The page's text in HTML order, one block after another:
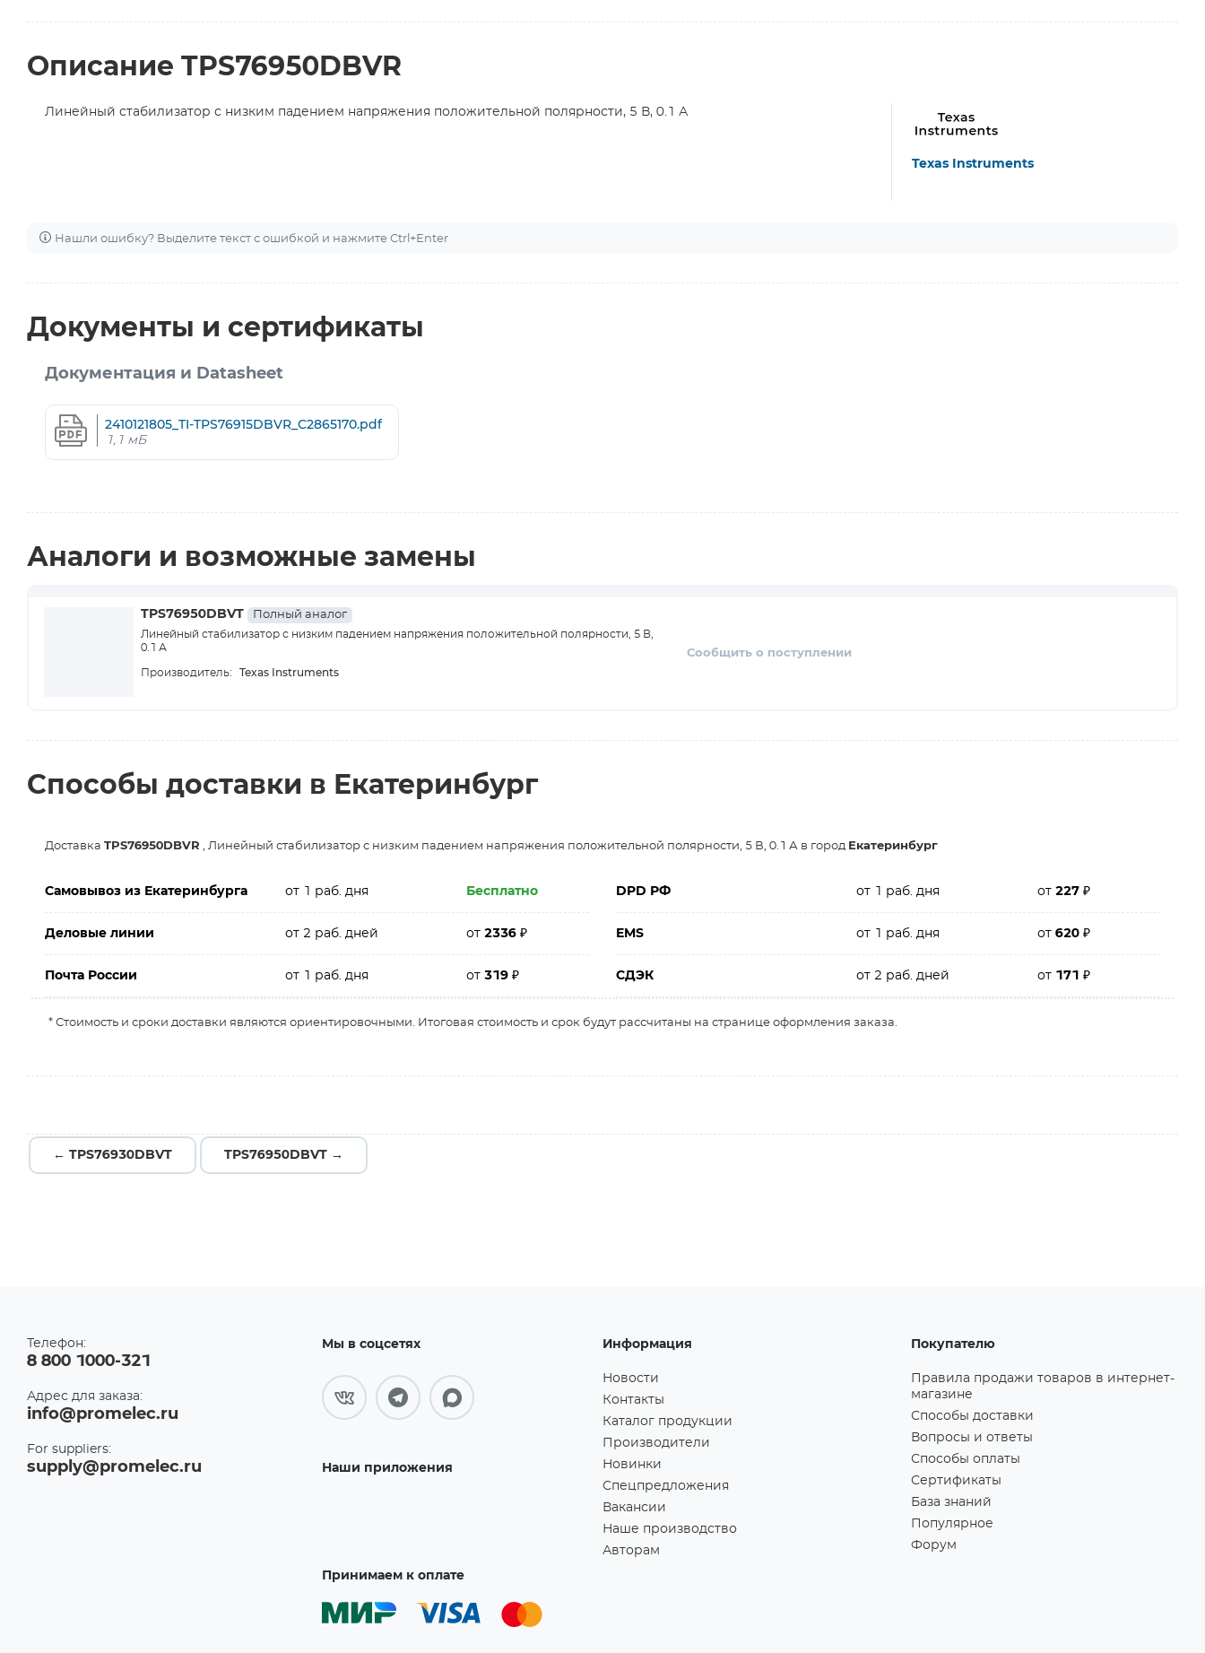
Описание TPS76950DBVR
Линейный стабилизатор с низким падением напряжения положительной полярности, 5 В, 0.1 А
Texas Instruments
Нашли ошибку? Выделите текст с ошибкой и нажмите Ctrl+Enter
Документы и сертификаты
Документация и Datasheet
2410121805_TI-TPS76915DBVR_C2865170.pdf
1,1 мБ
Аналоги и возможные замены
TPS76950DBVT Полный аналог
Линейный стабилизатор с низким падением напряжения положительной полярности, 5 В,
0.1 А
Производитель: Texas Instruments
Сообщить о поступлении
Способы доставки в Екатеринбург
Доставка TPS76950DBVR , Линейный стабилизатор с низким падением напряжения положительной полярности, 5 В, 0.1 А в город Екатеринбург
Самовывоз из Екатеринбурга от 1 раб. дня Бесплатно DPD РФ от 1 раб. дня от227₽
Деловые линии от 2 раб. дней от2336₽ EMS от 1 раб. дня от620₽
Почта России от 1 раб. дня от319₽ СДЭК от 2 раб. дней от 171₽
* Стоимость и сроки доставки являются ориентировочными. Итоговая стоимость и срок будут рассчитаны на странице оформления заказа.
← TPS76930DBVT TPS76950DBVT →
Телефон:
8 800 1000-321
Адрес для заказа:
info@promelec.ru
For suppliers:
supply@promelec.ru
Мы в соцсетях
Наши приложения
Принимаем к оплате
Информация
Новости
Контакты
Каталог продукции
Производители
Новинки
Спецпредложения
Вакансии
Наше производство
Авторам
Покупателю
Правила продажи товаров в интернет-
магазине
Способы доставки
Вопросы и ответы
Способы оплаты
Сертификаты
База знаний
Популярное
Форум